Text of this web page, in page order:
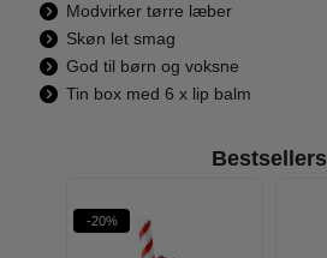
Modvirker tørre læber
Skøn let smag
God til børn og voksne
Tin box med 6 x lip balm
Bestsellers
-20%